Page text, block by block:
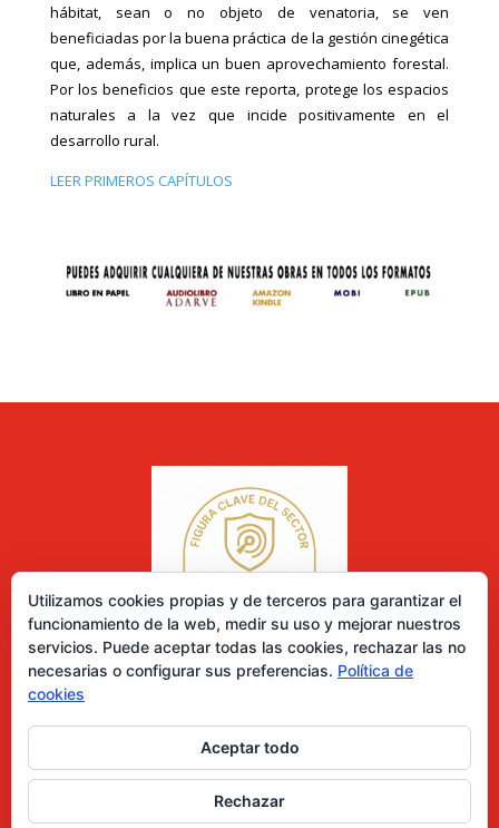
hábitat, sean o no objeto de venatoria, se ven
beneficiadas por la buena práctica de la gestión cinegética
que, además, implica un buen aprovechamiento forestal.
Por los beneficios que este reporta, protege los espacios
naturales a la vez que incide positivamente en el
desarrollo rural.
LEER PRIMEROS CAPÍTULOS
0 elementos
Desarrollado por Diseñador web para empresas
Utilizamos cookies propias y de terceros para garantizar el
funcionamiento de la web, medir su uso y mejorar nuestros
servicios. Puede aceptar todas las cookies, rechazar las no
necesarias o configurar sus preferencias. Política de
cookies
Aceptar todo
Rechazar